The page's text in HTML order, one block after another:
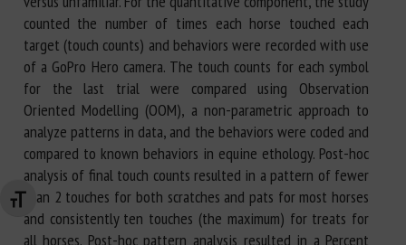
Changer la taille de la police
counted the number of times each horse touched each
target (touch counts) and behaviors were recorded with use
of a GoPro Hero camera. The touch counts for each symbol
for the last trial were compared using Observation
Oriented Modelling (OOM), a non-parametric approach to
analyze patterns in data, and the behaviors were coded and
compared to known behaviors in equine ethology. Post-hoc
analysis of final touch counts resulted in a pattern of fewer
than 2 touches for both scratches and pats for most horses
and consistently ten touches (the maximum) for treats for
all horses. Post-hoc pattern analysis resulted in a Percent